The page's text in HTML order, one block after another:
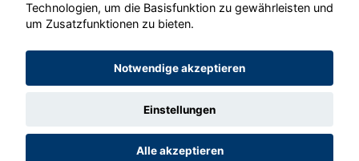
© konjunkturmotor.de GmbH 2020 - 2026
Technologien, um die Basisfunktion zu gewährleisten und
um Zusatzfunktionen zu bieten.
Notwendige akzeptieren
Einstellungen
Alle akzeptieren